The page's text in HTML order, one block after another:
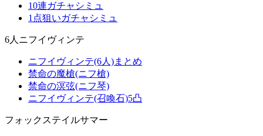
10連ガチャシミュ
1点狙いガチャシミュ
6人ニフイヴィンテ
ニフイヴィンテ(6人)まとめ
禁命の魔槍(ニフ槍)
禁命の溟弦(ニフ琴)
ニフイヴィンテ(召喚石)5凸
フォックステイルサマー